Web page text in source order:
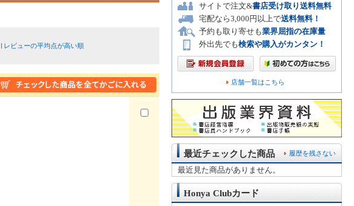
レビューの平均点が高い順
サイトで注文&書店受け取り送料無料
宅配なら3,000円以上で送料無料！
予約も取り寄せも業界屈指の在庫量
外出先でも検索や購入がカンタン！
店舗一覧はこちら
履歴を残さない
最近チェックした商品
最近見た商品がありません。
Honya Clubカード